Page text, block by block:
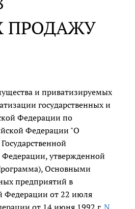
ПРОДАЖУ
и приватизируемых
государственных и
Федерации по
Федерации "О
утвержденной
Основными
предприятий в
Федерации от 22 июля
от 14 июня 1992 г.N